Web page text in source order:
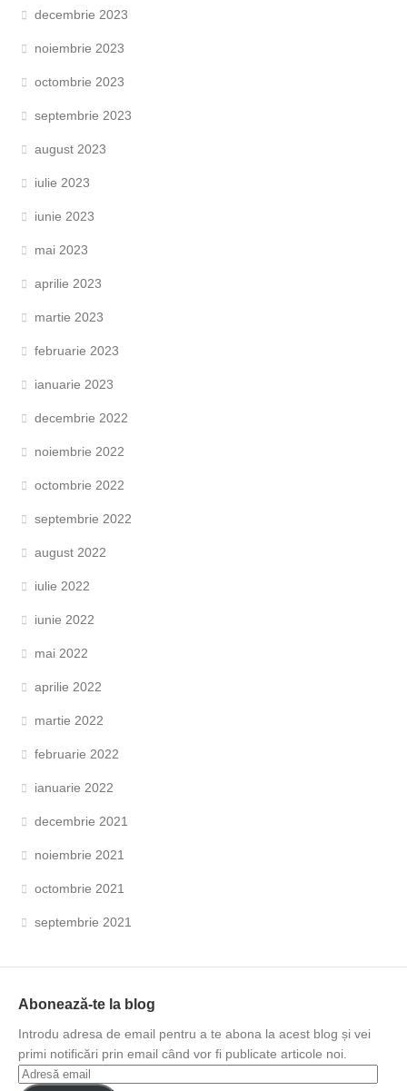
decembrie 2023
noiembrie 2023
octombrie 2023
septembrie 2023
august 2023
iulie 2023
iunie 2023
mai 2023
aprilie 2023
martie 2023
februarie 2023
ianuarie 2023
decembrie 2022
noiembrie 2022
octombrie 2022
septembrie 2022
august 2022
iulie 2022
iunie 2022
mai 2022
aprilie 2022
martie 2022
februarie 2022
ianuarie 2022
decembrie 2021
noiembrie 2021
octombrie 2021
septembrie 2021
Abonează-te la blog
Introdu adresa de email pentru a te abona la acest blog și vei
primi notificări prin email când vor fi publicate articole noi.